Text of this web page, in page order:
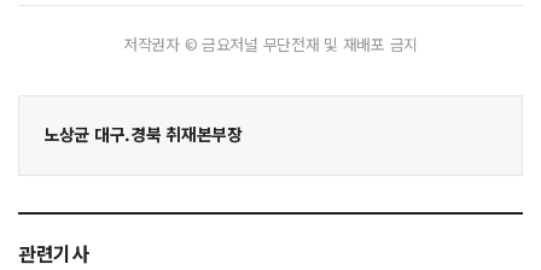
저작권자 © 금요저널 무단전재 및 재배포 금지
노상균 대구.경북 취재본부장
관련기사